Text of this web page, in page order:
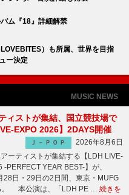
ム『18』詳細解禁
）も所属、世界を目指
ー決定
MUSIC NEWS
ィストが集結、国立競技場で
EXPO 2026】2DAYS開催
Ｊ－ＰＯＰ
2026年8月6日
ーティストが集結する【LDH LIVE-
-PERFECT YEAR BEST-】が、
28日・29日の2日間、東京・MUFG
。 本公演は、「LDH PE … 続きを